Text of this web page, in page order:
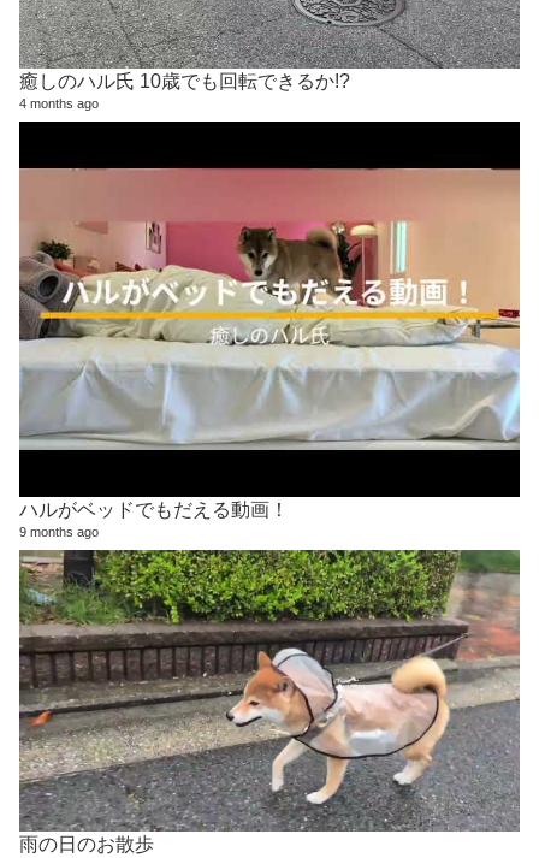
癒しのハル氏 10歳でも回転できるか!?
4 months ago
ハルがベッドでもだえる動画！
9 months ago
雨の日のお散歩